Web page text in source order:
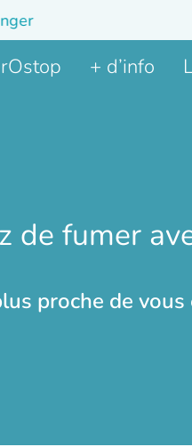
+ d’info
de fumer
proche de vous